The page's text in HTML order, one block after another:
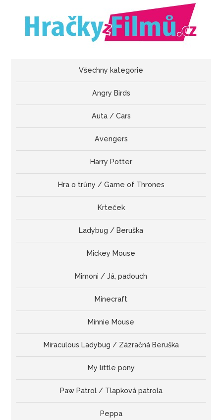
Všechny kategorie
Angry Birds
Auta / Cars
Avengers
Harry Potter
Hra o trůny / Game of Thrones
Krteček
Ladybug / Beruška
Mickey Mouse
Mimoni / Já, padouch
Minecraft
Minnie Mouse
Miraculous Ladybug / Zázračná Beruška
My little pony
Paw Patrol / Tlapková patrola
Peppa